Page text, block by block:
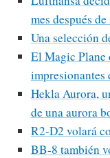
mes después
Una selección
El Magic Plane
impresionantes
Hekla Aurora,
de una aurora
R2-D2 volará
BB-8 también